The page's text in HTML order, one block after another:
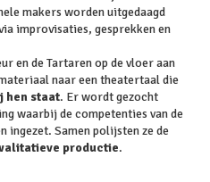
makers worden uitgedaagd
improvisaties, gesprekken en
en de Tartaren op de vloer aan
naar een theatertaal die
hen staat. Er wordt gezocht
waarbij de competenties van de
ingezet. Samen polijsten ze de
productie.